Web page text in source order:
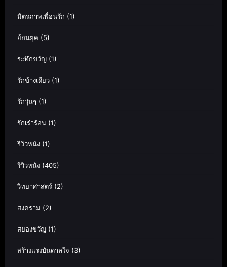
มิตรภาพเพื่อนรัก (1)
ย้อนยุค (5)
ระทึกขวัญ (1)
รักข้างเดียว (1)
รักวุ่นๆ (1)
รักเร่าร้อน (1)
รีวิวหนัง (1)
รีวิวหนัง (405)
วิทยาศาสตร์ (2)
สงคราม (2)
สยองขวัญ (1)
สร้างแรงบันดาลใจ (3)